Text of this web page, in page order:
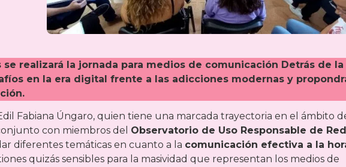
se realizará la jornada para medios de comunicación Detrás de la
en la era digital frente a las adicciones modernas y
Fabiana Úngaro, quien tiene una marcada trayectoria en el ámbito
con miembros del Observatorio de Uso Responsable de
diferentes temáticas en cuanto a la comunicación efectiva a la
quizás sensibles para la masividad que representan los medios de